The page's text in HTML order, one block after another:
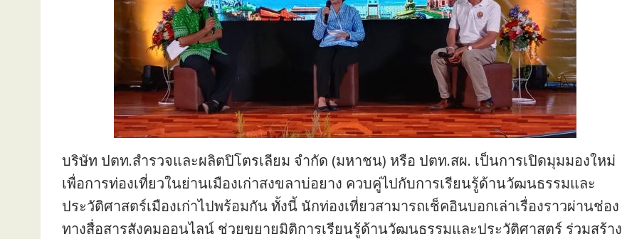
บริษัท ปตท.สำรวจและผลิตปิโตรเลียม จำกัด (มหาชน) หรือ ปตท.สผ. เป็นการเปิดมุมมองใหม่
เพื่อการท่องเที่ยวในย่านเมืองเก่าสงขลาบ่อยาง ควบคู่ไปกับการเรียนรู้ด้านวัฒนธรรมและ
ประวัติศาสตร์เมืองเก่าไปพร้อมกัน ทั้งนี้ นักท่องเที่ยวสามารถเช็คอินบอกเล่าเรื่องราวผ่านช่อง
ทางสื่อสารสังคมออนไลน์ ช่วยขยายมิติการเรียนรู้ด้านวัฒนธรรมและประวัติศาสตร์ ร่วมสร้าง